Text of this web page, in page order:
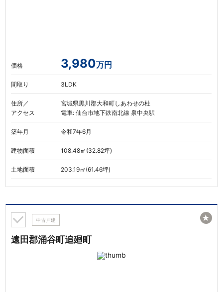
価格 3,980万円
間取り 3LDK
住所／
アクセス
宮城県黒川郡大和町しあわせの杜
電車: 仙台市地下鉄南北線 泉中央駅
築年月 令和7年6月
建物面積 108.48㎡(32.82坪)
土地面積 203.19㎡(61.46坪)
中古戸建
遠田郡涌谷町追廻町
★